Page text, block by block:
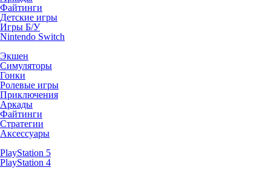
Файтинги
Детские игры
Игры Б/У
Nintendo Switch
Экшен
Симуляторы
Гонки
Ролевые игры
Приключения
Аркады
Файтинги
Стратегии
Аксессуары
PlayStation 5
PlayStation 4